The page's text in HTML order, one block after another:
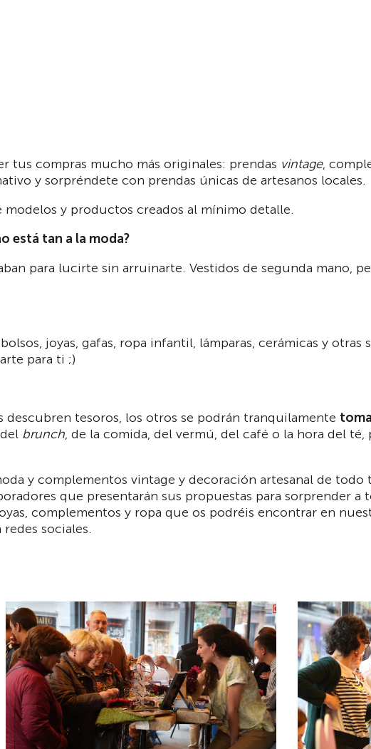
tus compras mucho más originales: prendas vintage,
y sorpréndete con prendas únicas de artesanos locales.
y productos creados al mínimo detalle.
está tan a la moda?
para lucirte sin arruinarte. Vestidos de segunda mano,
joyas, gafas, ropa infantil, lámparas, cerámicas y otras
para ti ;)
descubren tesoros, los otros se podrán tranquilamente
brunch, de la comida, del vermú, del café o la hora del
y complementos vintage y decoración artesanal de todo
que presentarán sus propuestas para sorprender a
complementos y ropa que os podréis encontrar en
sociales.